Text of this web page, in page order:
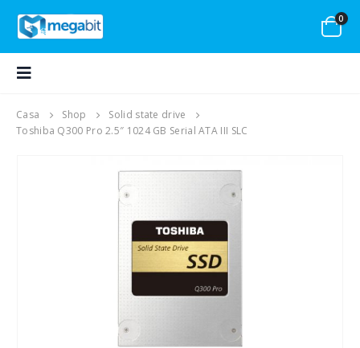
0
Casa Shop
Solid state drive
Toshiba Q300 Pro 2.5″ 1024 GB Serial ATA III SLC